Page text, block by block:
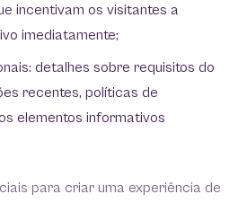
incentivam os visitantes a
imediatamente;
detalhes sobre requisitos do
recentes, políticas de
elementos informativos
para criar uma experiência de